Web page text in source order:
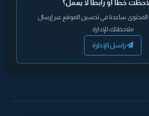
خطأ أو رابطاً لا يعمل؟
ساعدنا في تحسين الموقع عبر إرسال
ملاحظتك للإدارة.
راسل الإدارة